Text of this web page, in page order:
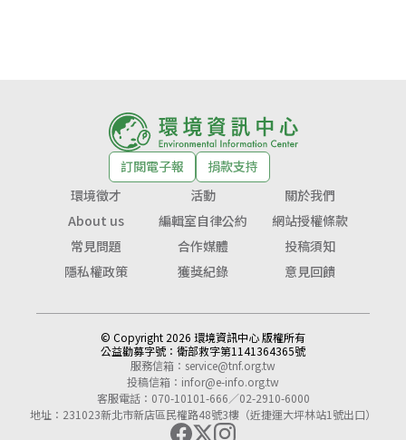
訂閱電子報
捐款支持
環境徵才
活動
關於我們
About us
編輯室自律公約
網站授權條款
常見問題
合作媒體
投稿須知
隱私權政策
獲獎紀錄 意見回饋
© Copyright 2026 環境資訊中心 版權所有
公益勸募字號： 衛部救字第1141364365號
服務信箱： service@tnf.org.tw
投稿信箱： infor@e-info.org.tw
客服電話：070-10101-666／02-2910-6000
地址：231023新北市新店區民權路48號3樓（近捷運大坪林站1號出口）